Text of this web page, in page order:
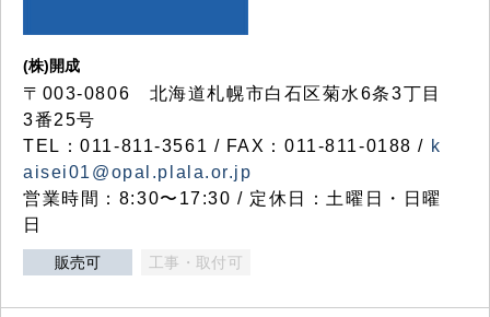
(株)開成
〒003-0806 北海道札幌市白石区菊水6条3丁目
3番25号
TEL：011-811-3561 / FAX：011-811-0188 / k
aisei01@opal.plala.or.jp
営業時間：8:30〜17:30 / 定休日：土曜日・日曜
日
販売可 工事・取付可